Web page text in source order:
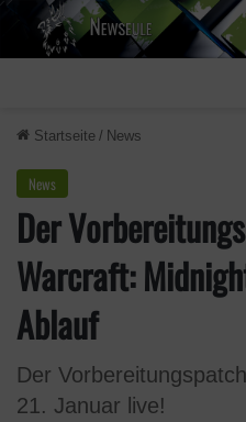
Startseite / News
News
Der
Warcraft:
Ablauf
Der
21. Januar live!